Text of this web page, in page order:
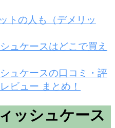
トの人も（デメリッ
ュケースはどこで買え
ュケースの口コミ・評
ビュー まとめ！
ッシュケース